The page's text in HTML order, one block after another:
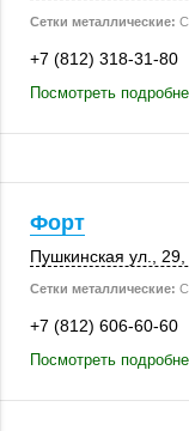
Сетки металлические:
+7 (812) 318-31-80
Посмотреть
Форт
Пушкинская ул., 29
Сетки металлические:
+7 (812) 606-60-60
Посмотреть